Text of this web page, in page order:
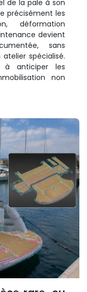
de la pale à son
précisément les
déformation
devient
sans
spécialisé.
à anticiper les
non